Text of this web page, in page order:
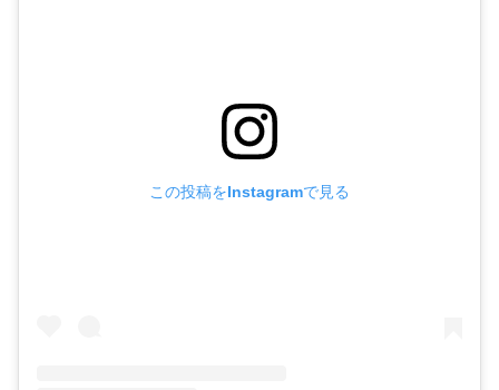
この投稿をInstagramで見る